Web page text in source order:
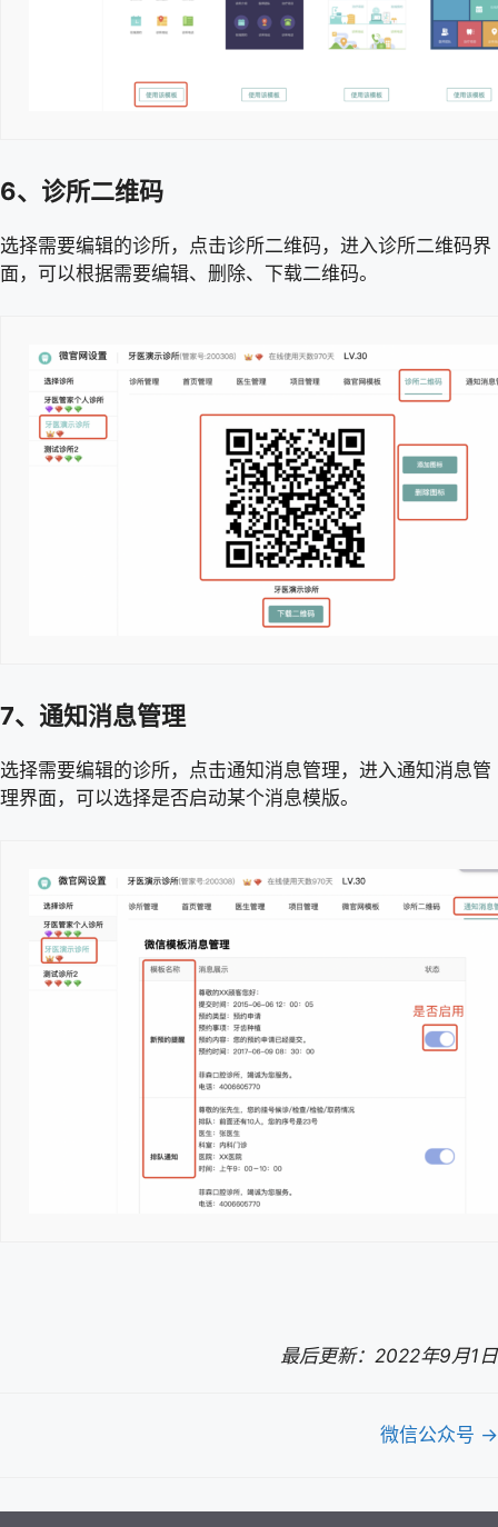
6、诊所二维码
选择需要编辑的诊所，点击诊所二维码，进入诊所二维码界
面，可以根据需要编辑、删除、下载二维码。
7、通知消息管理
选择需要编辑的诊所，点击通知消息管理，进入通知消息管
理界面，可以选择是否启动某个消息模版。
最后更新：2022年9月1日
微信公众号 →